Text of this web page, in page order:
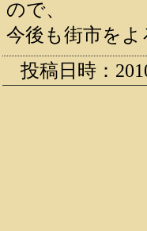
ので、
今後も街市を
投稿日時：